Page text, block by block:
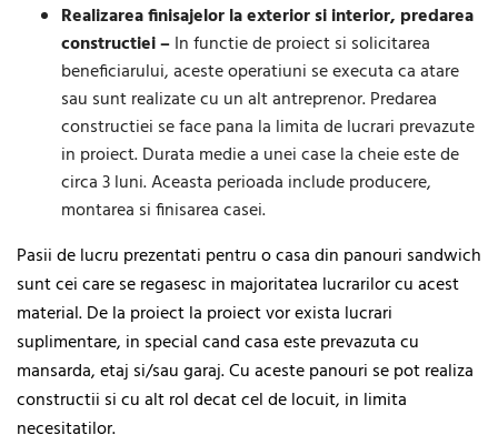
Realizarea finisajelor la exterior si interior, predarea
constructiei –In functie de proiect si solicitarea
beneficiarului, aceste operatiuni se executa ca atare
sau sunt realizate cu un alt antreprenor. Predarea
constructiei se face pana la limita de lucrari prevazute
in proiect. Durata medie a unei case la cheie este de
circa 3 luni. Aceasta perioada include producere,
montarea si finisarea casei.
Pasii de lucru prezentati pentru o casa din panouri sandwich
sunt cei care se regasesc in majoritatea lucrarilor cu acest
material. De la proiect la proiect vor exista lucrari
suplimentare, in special cand casa este prevazuta cu
mansarda, etaj si/sau garaj. Cu aceste panouri se pot realiza
constructii si cu alt rol decat cel de locuit, in limita
necesitatilor.